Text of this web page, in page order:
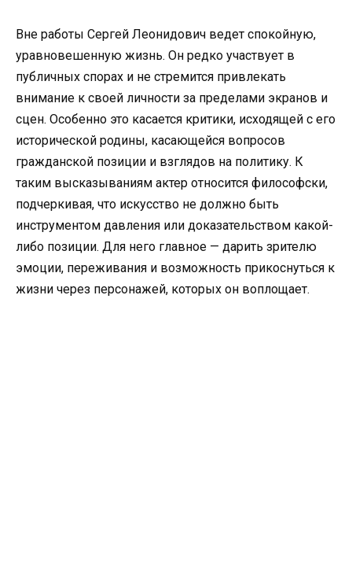
Вне работы Сергей Леонидович ведет спокойную,
уравновешенную жизнь. Он редко участвует в
публичных спорах и не стремится привлекать
внимание к своей личности за пределами экранов и
сцен. Особенно это касается критики, исходящей с его
исторической родины, касающейся вопросов
гражданской позиции и взглядов на политику. К
таким высказываниям актер относится философски,
подчеркивая, что искусство не должно быть
инструментом давления или доказательством какой-
либо позиции. Для него главное — дарить зрителю
эмоции, переживания и возможность прикоснуться к
жизни через персонажей, которых он воплощает.